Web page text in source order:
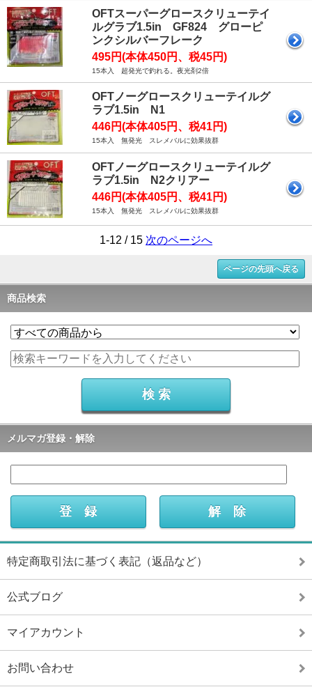
OFTスーパーグロースクリューテイ
ルグラブ1.5in GF824 グローピ
ンクシルバーフレーク
495円(本体450円、税45円)
15本入 超発光で釣れる。夜光剤2倍
OFTノーグロースクリューテイルグ
ラブ1.5in N1
446円(本体405円、税41円)
15本入 無発光 スレメバルに効果抜群
OFTノーグロースクリューテイルグ
ラブ1.5in N2クリアー
446円(本体405円、税41円)
15本入 無発光 スレメバルに効果抜群
1-12 / 15 次のページへ
ページの先頭へ戻る
商品検索
メルマガ登録・解除
特定商取引法に基づく表記（返品など）
公式ブログ
マイアカウント
お問い合わせ